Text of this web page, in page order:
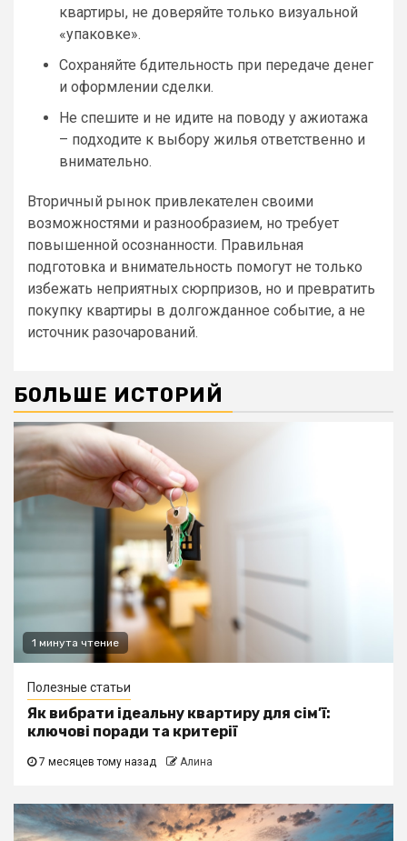
квартиры, не доверяйте только визуальной
«упаковке».
Сохраняйте бдительность при передаче денег
и оформлении сделки.
Не спешите и не идите на поводу у ажиотажа
– подходите к выбору жилья ответственно и
внимательно.
Вторичный рынок привлекателен своими
возможностями и разнообразием, но требует
повышенной осознанности. Правильная
подготовка и внимательность помогут не только
избежать неприятных сюрпризов, но и превратить
покупку квартиры в долгожданное событие, а не
источник разочарований.
БОЛЬШЕ ИСТОРИЙ
1 минута чтение
Полезные статьи
Як вибрати ідеальну квартиру для сім’ї:
ключові поради та критерії
7 месяцев тому назад Алина